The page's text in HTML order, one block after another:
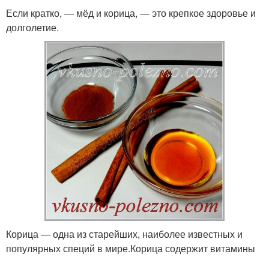
Если кратко, — мёд и корица, — это крепкое здоровье и
долголетие.
Корица — одна из старейших, наиболее известных и
популярных специй в мире.Корица содержит витамины